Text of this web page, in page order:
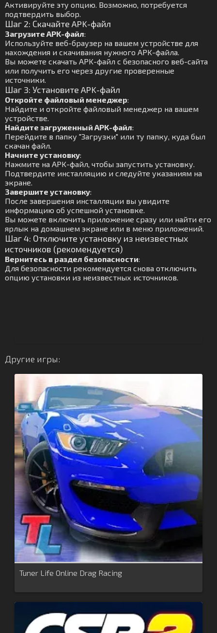
Активируйте эту опцию. Возможно, потребуется
подтвердить выбор.
Шаг 2: Скачайте APK-файл
Загрузите APK-файл:
Используйте веб-браузер на вашем устройстве для
нахождения и скачивания нужного APK-файла.
Вы можете скачать APK-файл с безопасного веб-сайта
или получить его через другие проверенные
источники.
Шаг 3: Установите APK-файл
Откройте файловый менеджер:
Найдите и откройте файловый менеджер на вашем
устройстве.
Найдите загруженный APK-файл:
Перейдите в папку "Загрузки" или ту папку, куда был
скачан файл.
Начните установку:
Нажмите на APK-файл, чтобы запустить установку.
Подтвердите инсталляцию и следуйте указаниям на
экране.
Завершите установку:
После завершения инсталляции вы увидите
информацию об успешной установке.
Вы можете включить приложение сразу или найти его
ярлык на домашнем экране или в меню приложений.
Шаг 4: Отключите установку из неизвестных
источников (рекомендуется)
Вернитесь в раздел безопасности:
Для безопасности рекомендуется снова отключить
опцию установки из неизвестных источников.
Другие игры:
Tuner Life Online Drag Racing